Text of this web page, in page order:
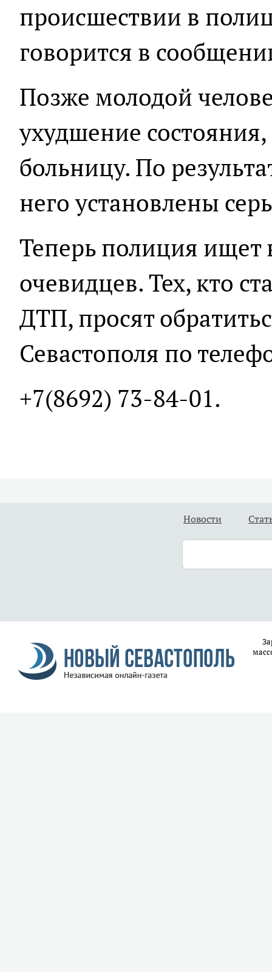
происшествии в
говорится в
Позже молодой
ухудшение
больницу. По
него установлены
Теперь полиция ищет
очевидцев. Тех, кто
ДТП, просят
Севастополя по
+7(8692) 73-84-01.
Новости